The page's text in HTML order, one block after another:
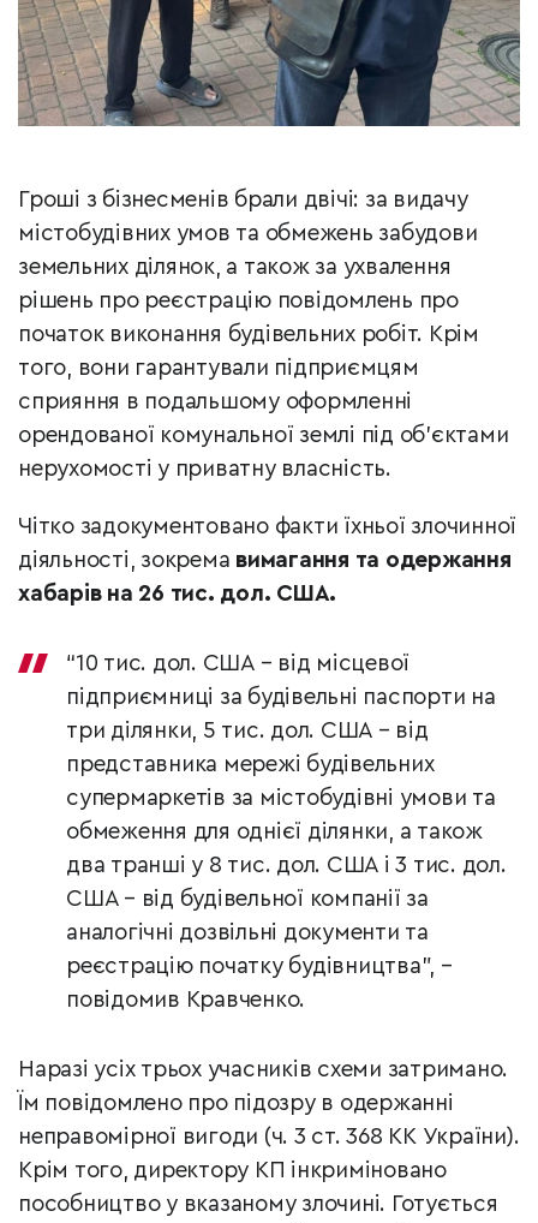
Гроші з бізнесменів брали двічі: за видачу
містобудівних умов та обмежень забудови
земельних ділянок, а також за ухвалення
рішень про реєстрацію повідомлень про
початок виконання будівельних робіт. Крім
того, вони гарантували підприємцям
сприяння в подальшому оформленні
орендованої комунальної землі під об’єктами
нерухомості у приватну власність.
Чітко задокументовано факти їхньої злочинної
діяльності, зокрема вимагання та одержання
хабарів на 26 тис. дол. США.
“10 тис. дол. США – від місцевої
підприємниці за будівельні паспорти на
три ділянки, 5 тис. дол. США – від
представника мережі будівельних
супермаркетів за містобудівні умови та
обмеження для однієї ділянки, а також
два транші у 8 тис. дол. США і 3 тис. дол.
США – від будівельної компанії за
аналогічні дозвільні документи та
реєстрацію початку будівництва”, –
повідомив Кравченко.
Наразі усіх трьох учасників схеми затримано.
Їм повідомлено про підозру в одержанні
неправомірної вигоди (ч. 3 ст. 368 КК України).
Крім того, директору КП інкриміновано
пособництво у вказаному злочині. Готується